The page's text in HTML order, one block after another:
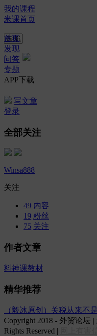
我的课程
米课首页
首页
发现
问答
专题
APP下载
写文章
登录
全部关注
Winsa888
关注
49 内容
19 粉丝
75 关注
作者文章
料神课教材
精华推荐
（毅冰原创）关税从来不
Copyright 2018 - 外贸论坛
Rights Reserved |